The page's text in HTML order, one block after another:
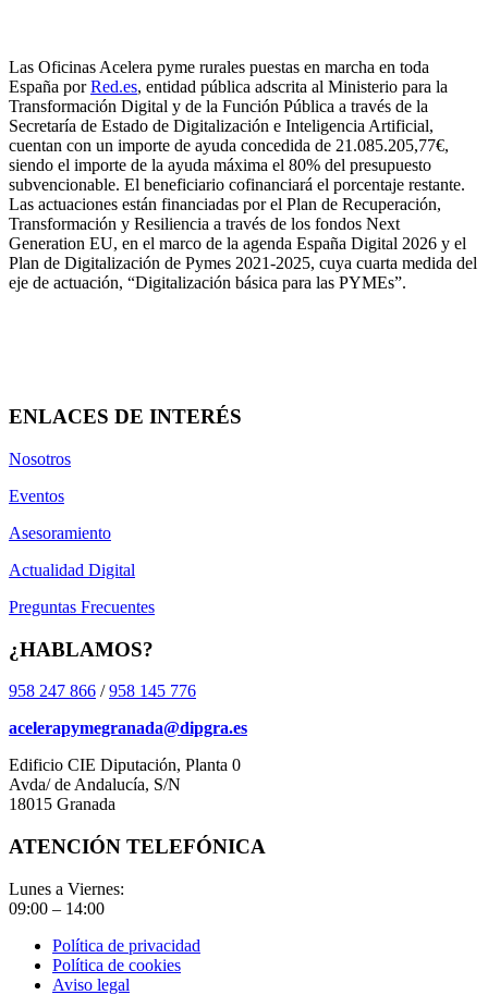
Las Oficinas Acelera pyme rurales puestas en marcha en toda
España porRed.es, entidad pública adscrita al Ministerio para la
Transformación Digital y de la Función Pública a través de la
Secretaría de Estado de Digitalización e Inteligencia Artificial,
cuentan con un importe de ayuda concedida de 21.085.205,77€,
siendo el importe de la ayuda máxima el 80% del presupuesto
subvencionable. El beneficiario cofinanciará el porcentaje restante.
Las actuaciones están financiadas por el Plan de Recuperación,
Transformación y Resiliencia a través de los fondos Next
Generation EU, en el marco de la agenda España Digital 2026 y el
Plan de Digitalización de Pymes 2021-2025, cuya cuarta medida del
eje de actuación, “Digitalización básica para las PYMEs”.
ENLACES DE INTERÉS
Nosotros
Eventos
Asesoramiento
Actualidad Digital
Preguntas Frecuentes
¿HABLAMOS?
958 247 866 /958 145 776
acelerapymegranada@dipgra.es
Edificio CIE Diputación, Planta 0
Avda/ de Andalucía, S/N
18015 Granada
ATENCIÓN TELEFÓNICA
Lunes a Viernes:
09:00 – 14:00
Política de privacidad
Política de cookies
Aviso legal